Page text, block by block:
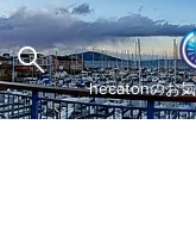
hecatonのお